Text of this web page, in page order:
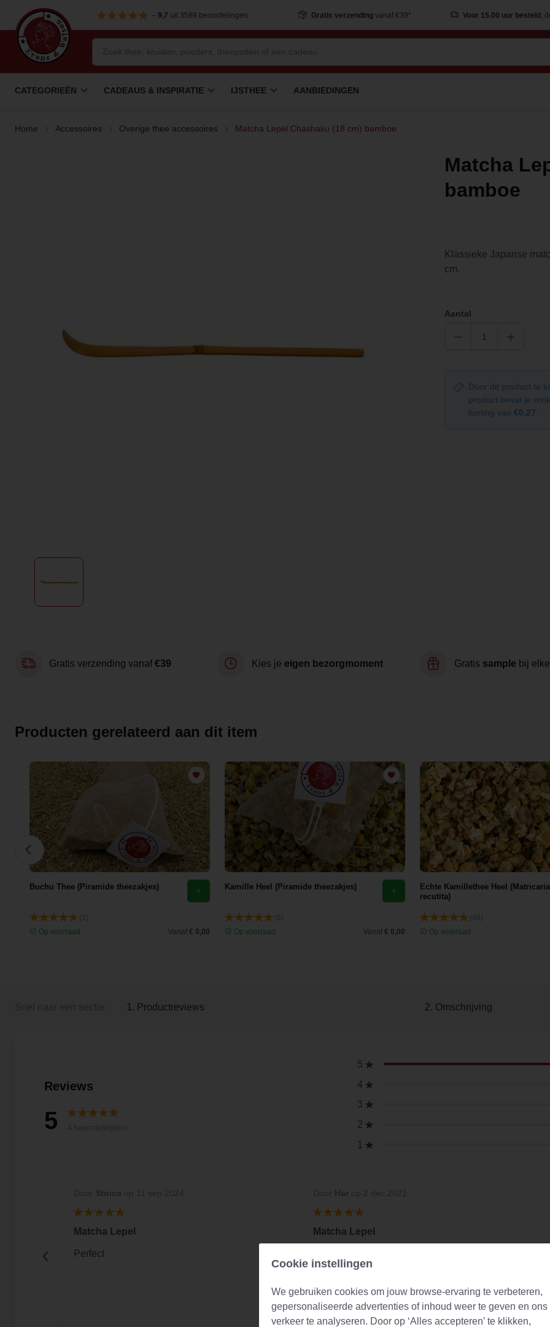
– 9,7 uit 3589 beoordelingen Gratis verzending vanaf €39* Voor 15.00 uur besteld ,
CATEGORIEËN CADEAUS & INSPIRATIE IJSTHEE AANBIEDINGEN
Home Accessoires Overige thee accessoires Matcha Lepel Chashaku (18 cm) bamboe
Matcha
bamboe
Klassieke Japanse
cm.
Aantal
Door dit product te
product bevat je
korting van €0,27
Gratis verzending vanaf €39 Kies je eigen bezorgmoment Gratis sample bij
Producten gerelateerd aan dit item
Buchu Thee (Piramide theezakjes)
Op voorraad
Vanaf € 0,00
Kamille Heel (Piramide theezakjes)
Op voorraad
Vanaf € 0,00
Echte Kamillethee Heel (Matricaria
recutita)
Op voorraad
1. Productreviews 2. Omschrijving
Reviews
5
5
4
3
2
1
Matcha Lepel
Perfect
Matcha Lepel
is nog altijd beter om de thee met een
bamboe lepeltje heb je juiste hoeveel heid
voor op te scheppen!
Cookie instellingen
We gebruiken cookies om jouw browse-ervaring te verbeteren,
gepersonaliseerde advertenties of inhoud weer te geven en ons
verkeer te analyseren. Door op ‘Alles accepteren’ te klikken,